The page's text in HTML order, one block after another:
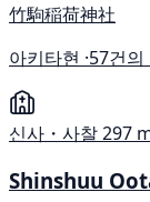
竹駒稲荷神社
아키타현 ·57건의
신사・사찰297
Shinshuu